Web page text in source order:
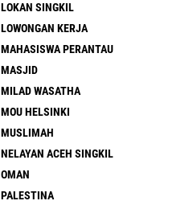
LOKAN SINGKIL
LOWONGAN KERJA
MAHASISWA PERANTAU
MASJID
MILAD WASATHA
MOU HELSINKI
MUSLIMAH
NELAYAN ACEH SINGKIL
OMAN
PALESTINA